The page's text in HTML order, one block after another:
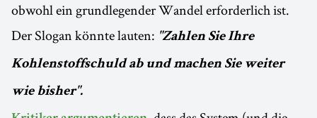
obwohl ein grundlegender Wandel erforderlich ist.
Der Slogan könnte lauten: "Zahlen Sie Ihre
Kohlenstoffschuld ab und machen Sie weiter
wie bisher".